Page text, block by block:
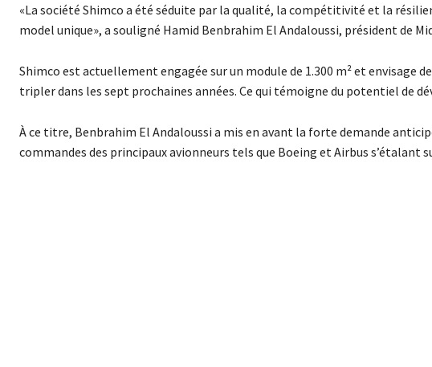
«La société Shimco a été séduite par la qualité, la compétitivité et la
model unique», a souligné Hamid Benbrahim El Andaloussi, président de
Shimco est actuellement engagée sur un module de 1.300 m² et envisage
tripler dans les sept prochaines années. Ce qui témoigne du potentiel de
À ce titre, Benbrahim El Andaloussi a mis en avant la forte demande
commandes des principaux avionneurs tels que Boeing et Airbus s’étalant